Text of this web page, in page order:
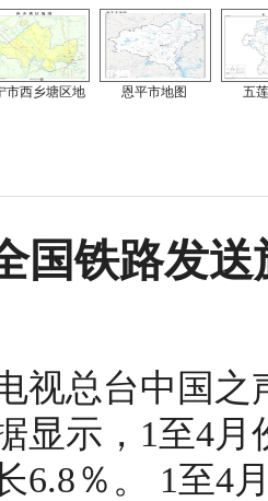
市西乡塘区地 恩平市地图 五
国铁路发
视总台中国
显示，1至4月
6.8％。 1至4